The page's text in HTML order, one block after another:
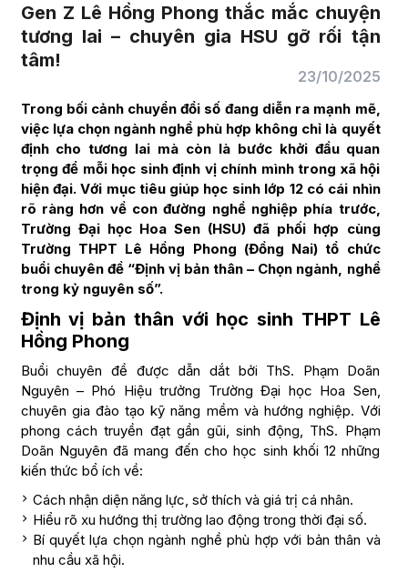
Gen Z Lê Hồng Phong thắc mắc chuyện
tương lai – chuyên gia HSU gỡ rối tận
tâm!
23/10/2025
Trong bối cảnh chuyển đổi số đang diễn ra mạnh mẽ,
việc lựa chọn ngành nghề phù hợp không chỉ là quyết
định cho tương lai mà còn là bước khởi đầu quan
trọng để mỗi học sinh định vị chính mình trong xã hội
hiện đại. Với mục tiêu giúp học sinh lớp 12 có cái nhìn
rõ ràng hơn về con đường nghề nghiệp phía trước,
Trường Đại học Hoa Sen (HSU) đã phối hợp cùng
Trường THPT Lê Hồng Phong (Đồng Nai) tổ chức
buổi chuyên đề “Định vị bản thân – Chọn ngành, nghề
trong kỷ nguyên số”.
Định vị bản thân với học sinh THPT Lê
Hồng Phong
Buổi chuyên đề được dẫn dắt bởi ThS. Phạm Doãn
Nguyên – Phó Hiệu trưởng Trường Đại học Hoa Sen,
chuyên gia đào tạo kỹ năng mềm và hướng nghiệp. Với
phong cách truyền đạt gần gũi, sinh động, ThS. Phạm
Doãn Nguyên đã mang đến cho học sinh khối 12 những
kiến thức bổ ích về:
Cách nhận diện năng lực, sở thích và giá trị cá nhân.
Hiểu rõ xu hướng thị trường lao động trong thời đại số.
Bí quyết lựa chọn ngành nghề phù hợp với bản thân và
nhu cầu xã hội.